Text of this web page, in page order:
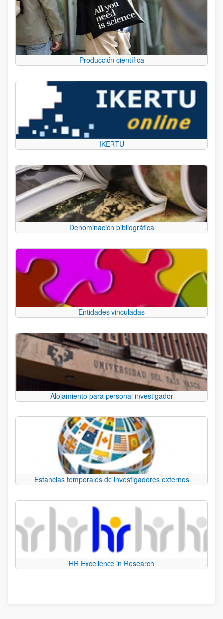
Producción científica
IKERTU
Denominación bibliográfica
Entidades vinculadas
Alojamiento para personal investigador
Estancias temporales de investigadores externos
HR Excellence in Research